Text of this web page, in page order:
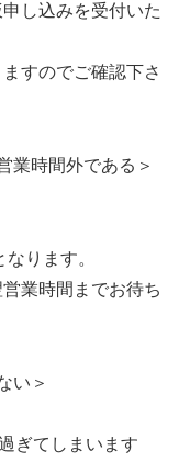
し込みを受付いた
すのでご確認下さ
業時間外である＞
ります。
業時間までお待ち
い＞
ぎてしまいます